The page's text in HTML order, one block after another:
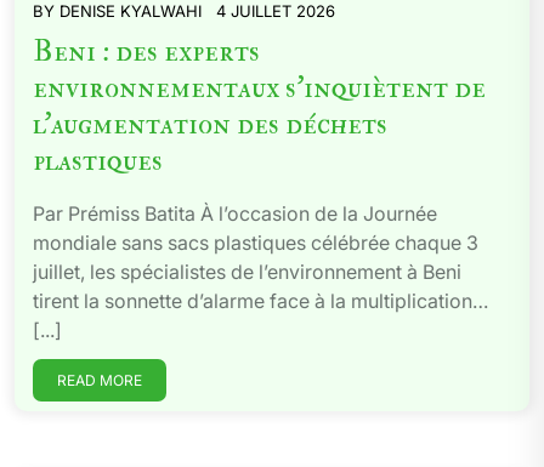
BY DENISE KYALWAHI 4 JUILLET 2026
Beni : des experts
environnementaux s’inquiètent de
l’augmentation des déchets
plastiques
Par Prémiss Batita À l’occasion de la Journée
mondiale sans sacs plastiques célébrée chaque 3
juillet, les spécialistes de l’environnement à Beni
tirent la sonnette d’alarme face à la multiplication…
[...]
READ MORE